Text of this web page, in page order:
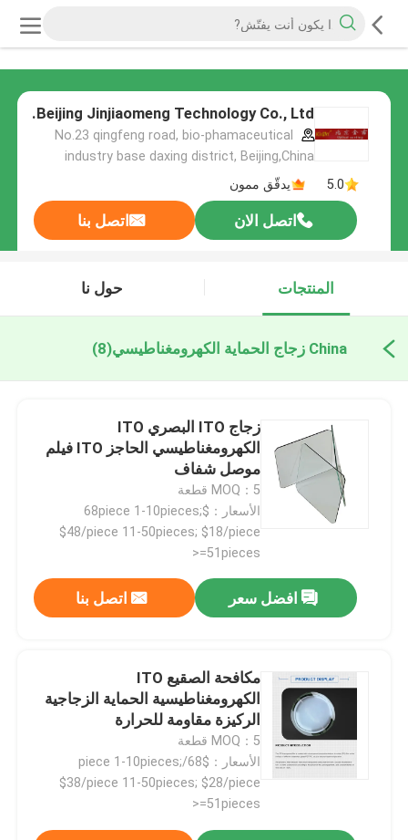
Beijing Jinjiaomeng Technology Co., Ltd.
No.23 qingfeng road, bio-phamaceutical
industry base daxing district, Beijing,China
5.0
يدقّق ممون
اتصل الان اتصل بنا
المنتجات حول نا
China زجاج الحماية الكهرومغناطيسي (8)
زجاج ITO البصري ITO
الكهرومغناطيسي الحاجز ITO فيلم
موصل شفاف
MOQ：5 قطعة
الأسعار：$68piece 1-10pieces;
$48/piece 11-50pieces; $18/piece
>=51pieces
افضل سعر اتصل بنا
مكافحة الصقيع ITO
الكهرومغناطيسية الحماية الزجاجية
الركيزة مقاومة للحرارة
MOQ：5 قطعة
الأسعار：$68/piece 1-10pieces;
$38/piece 11-50pieces; $28/piece
>=51pieces